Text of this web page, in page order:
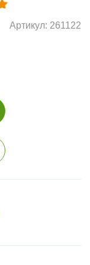
Артикул: 261122